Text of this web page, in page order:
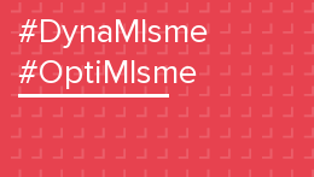
#DynaMIsme
#OptiMIsme